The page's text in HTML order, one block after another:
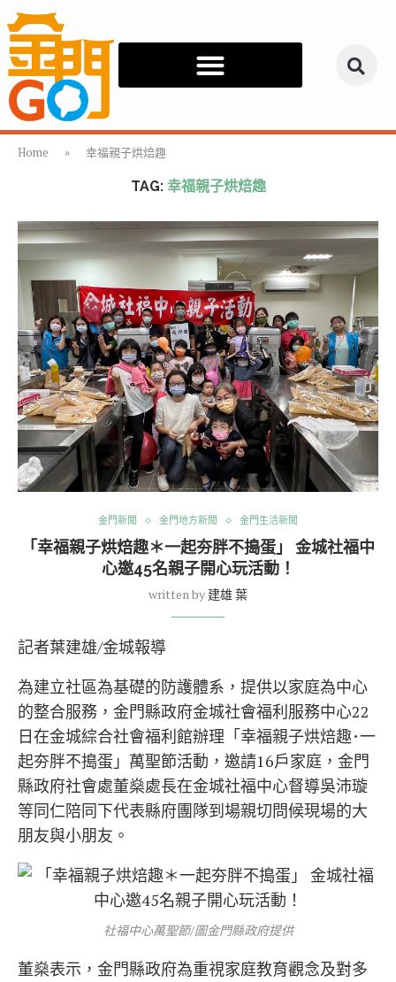
Home » 幸福親子烘焙趣
TAG: 幸福親子烘焙趣
金門新聞 金門地方新聞 金門生活新聞
「幸福親子烘焙趣＊一起夯胖不搗蛋」 金城社福中
心邀45名親子開心玩活動！
written by 建雄 葉
記者葉建雄/金城報導
為建立社區為基礎的防護體系，提供以家庭為中心
的整合服務，金門縣政府金城社會福利服務中心22
日在金城綜合社會福利館辦理「幸福親子烘焙趣･一
起夯胖不搗蛋」萬聖節活動，邀請16戶家庭，金門
縣政府社會處董燊處長在金城社福中心督導吳沛璇
等同仁陪同下代表縣府團隊到場親切問候現場的大
朋友與小朋友。
社福中心萬聖節/圖金門縣政府提供
董燊表示，金門縣政府為重視家庭教育觀念及對多